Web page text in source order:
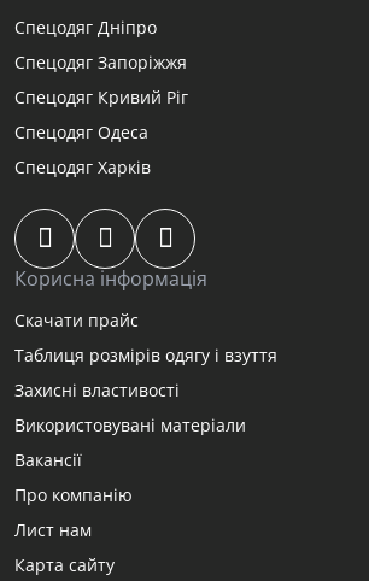
Спецодяг Дніпро
Спецодяг Запоріжжя
Спецодяг Кривий Ріг
Спецодяг Одеса
Спецодяг Харків
Корисна інформація
Скачати прайс
Таблиця розмірів одягу і взуття
Захисні властивості
Використовувані матеріали
Вакансії
Про компанію
Лист нам
Карта сайту